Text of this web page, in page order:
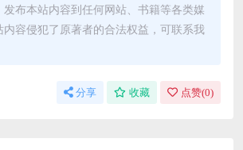
布本站内容到任何网站、书籍等各类媒
容侵犯了原著者的合法权益，可联系我
分享 收藏 点赞(0)